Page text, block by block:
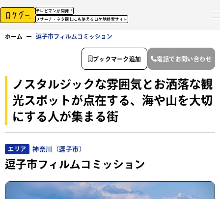
テレビマンが開発！
リサーチ・ネタ探しにも使えるロケ地検索サイト
ホーム ー 逗子市フィルムコミッション
ノスタルジックな雰囲気とお洒落な観
光スポットが点在する、海や山を大切
にする人が集まる街
エリア 神奈川（逗子市）
逗子市フィルムコミッション
ブックマーク追加 電話でお問い合わせ